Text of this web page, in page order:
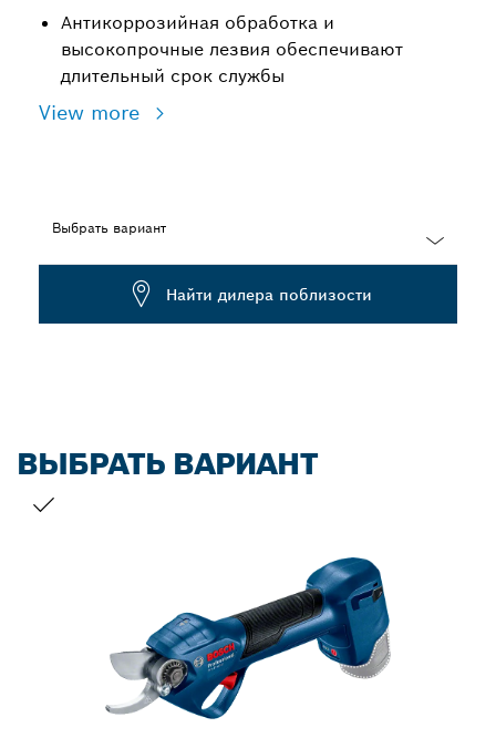
Антикоррозийная обработка и
высокопрочные лезвия обеспечивают
длительный срок службы
View more
Выбрать вариант
Найти дилера поблизости
ВЫБРАТЬ ВАРИАНТ